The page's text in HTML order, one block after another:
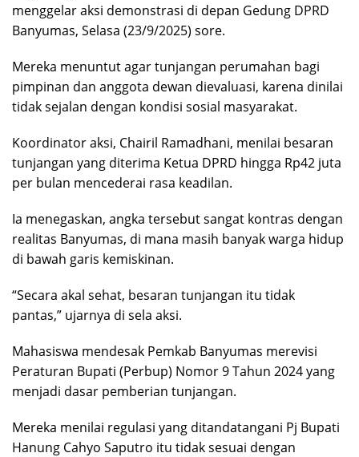
menggelar aksi demonstrasi di depan Gedung DPRD
Banyumas, Selasa (23/9/2025) sore.
Mereka menuntut agar tunjangan perumahan bagi
pimpinan dan anggota dewan dievaluasi, karena dinilai
tidak sejalan dengan kondisi sosial masyarakat.
Koordinator aksi, Chairil Ramadhani, menilai besaran
tunjangan yang diterima Ketua DPRD hingga Rp42 juta
per bulan mencederai rasa keadilan.
Ia menegaskan, angka tersebut sangat kontras dengan
realitas Banyumas, di mana masih banyak warga hidup
di bawah garis kemiskinan.
“Secara akal sehat, besaran tunjangan itu tidak
pantas,” ujarnya di sela aksi.
Mahasiswa mendesak Pemkab Banyumas merevisi
Peraturan Bupati (Perbup) Nomor 9 Tahun 2024 yang
menjadi dasar pemberian tunjangan.
Mereka menilai regulasi yang ditandatangani Pj Bupati
Hanung Cahyo Saputro itu tidak sesuai dengan